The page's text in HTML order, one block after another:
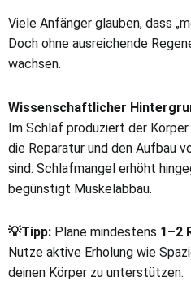
Viele Anfänger glauben, dass
Doch ohne ausreichende
wachsen.
Wissenschaftlicher
Im Schlaf produziert der
die Reparatur und den Aufbau
sind. Schlafmangel erhöht
begünstigt Muskelabbau.
💡Tipp: Plane mindestens 1–2
Nutze aktive Erholung wie
deinen Körper zu unterstützen.